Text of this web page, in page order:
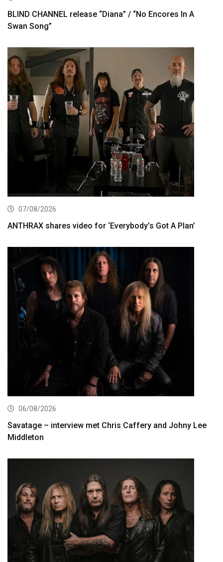
BLIND CHANNEL release “Diana” / “No Encores In A
Swan Song”
07/08/2026
ANTHRAX shares video for ‘Everybody’s Got A Plan’
06/08/2026
Savatage – interview met Chris Caffery and Johny Lee
Middleton